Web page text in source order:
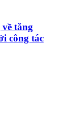
tăng
công tác